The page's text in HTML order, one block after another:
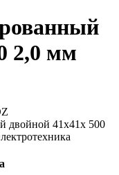
2,0 мм